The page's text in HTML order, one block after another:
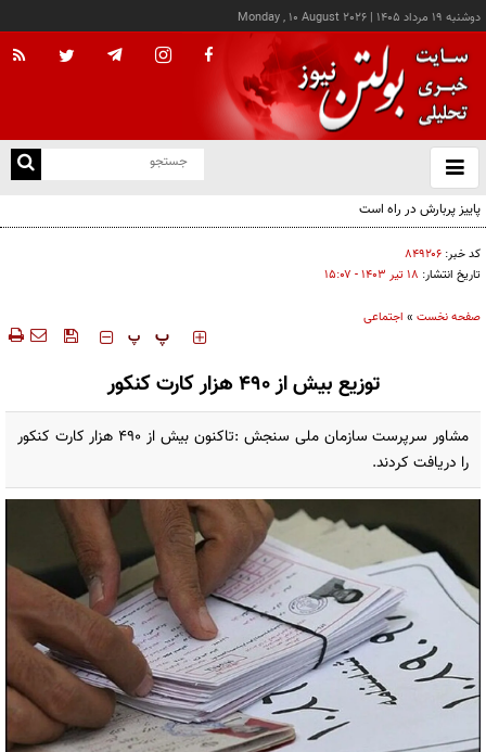
دوشنبه ۱۹ مرداد ۱۴۰۵ |
Monday , 10 August 2026
باز
و
پاییز پربارش در راه است
کد خبر: ۸۴۹۲۰۶
تاریخ انتشار: ۱۸ تير ۱۴۰۳ - ۱۵:۰۷
صفحه نخست » اجتماعی
‍‍‍ پ پ
توزیع بیش از ۴۹۰ هزار کارت کنکور
مشاور سرپرست سازمان ملی سنجش :تاکنون بیش از ۴۹۰ هزار کارت کنکور
را دریافت کردند.